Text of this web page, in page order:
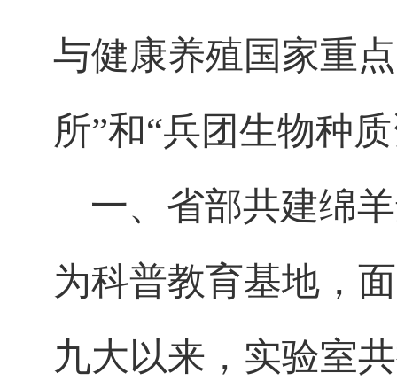
与健康养殖国家重
所”和“兵团生物种
一、省部共建绵
为科普教育基地，
九大以来，实验室